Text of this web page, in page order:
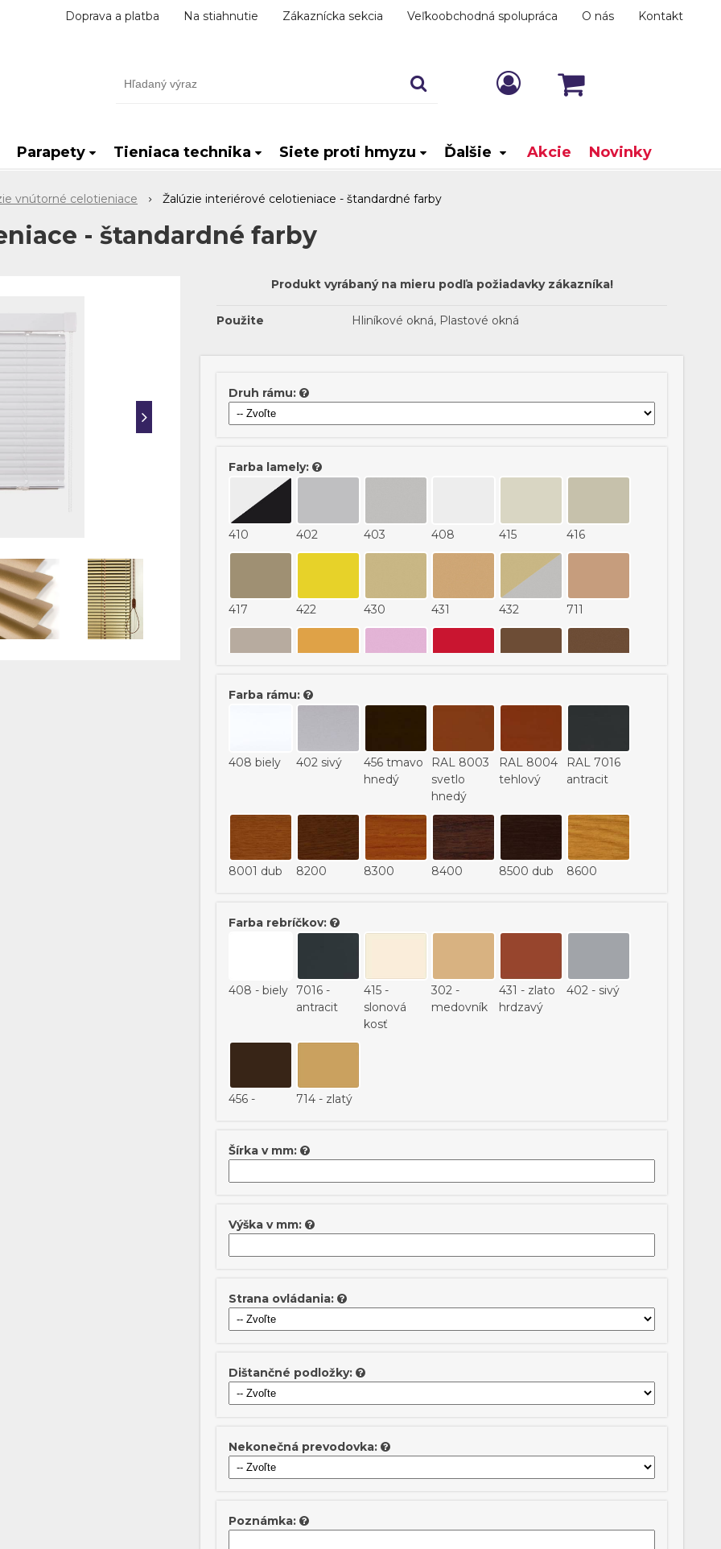
Doprava a platba Na stiahnutie Zákaznícka sekcia Veľkoobchodná spolupráca O nás Kontakt
Parapety Tieniaca technika Siete proti hmyzu Ďalšie Akcie Novinky
vnútorné celotieniace Žalúzie interiérové celotieniace - štandardné farby
- štandardné farby
Druh rámu:
Farba lamely:
410 402 403 408 415 416
417 422 430 431 432 711
463 471 479 480 7016
Farba rámu:
408 biely 402 sivý
456 tmavo
hnedý
RAL 8003
svetlo
hnedý
RAL 8004
tehlový
RAL 7016
antracit
8001 dub
8200
8300
8400
8500 dub
8600
RAL
Farba rebríčkov:
408 - biely
7016 -
antracit
415 -
slonová
kosť
302 -
medovník
431 - zlato
hrdzavý
402 - sivý
456 -
714 - zlatý
Šírka v mm:
Výška v mm:
Strana ovládania:
Dištančné podložky:
Nekonečná prevodovka:
Poznámka:
Produkt vyrábaný na mieru podľa požiadavky zákazníka!
Použite Hliníkové okná, Plastové okná